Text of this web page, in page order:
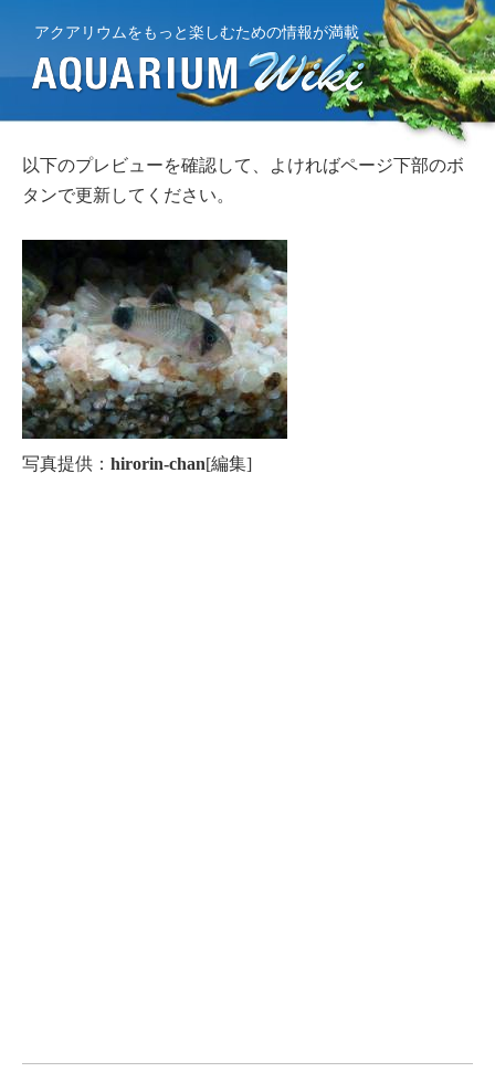
アクアリウムをもっと楽しむための情報が満載
以下のプレビューを確認して、よければページ下部のボ
タンで更新してください。
写真提供： hirorin-chan[編集]